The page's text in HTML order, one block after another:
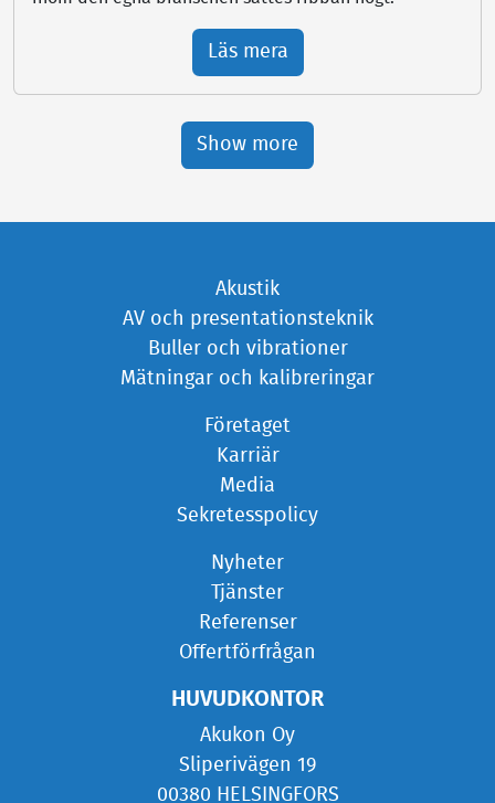
Läs mera
Show more
Akustik
AV och presentationsteknik
Buller och vibrationer
Mätningar och kalibreringar
Företaget
Karriär
Media
Sekretesspolicy
Nyheter
Tjänster
Referenser
Offertförfrågan
HUVUDKONTOR
Akukon Oy
Sliperivägen 19
00380 HELSINGFORS